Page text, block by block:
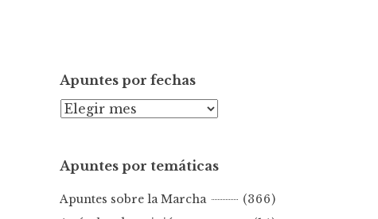
Apuntes por fechas
A
n
e
Apuntes por temáticas
Apuntes sobre la Marcha
(366)